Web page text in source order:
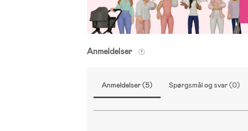
Anmeldelser
Anmeldelser (5) Spørgsmål og svar (0)